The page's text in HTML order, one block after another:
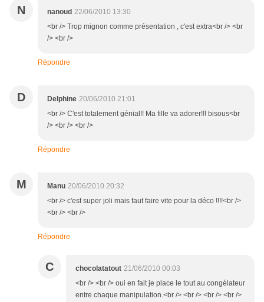
N nanoud 22/06/2010 13:30
<br /> Trop mignon comme présentation , c'est extra<br /> <br
/> <br />
Répondre
D Delphine 20/06/2010 21:01
<br /> C'est totalement génial!! Ma fille va adorer!!! bisous<br
/> <br /> <br />
Répondre
M Manu 20/06/2010 20:32
<br /> c'est super joli mais faut faire vite pour la déco !!!!<br />
<br /> <br />
Répondre
C chocolatatout 21/06/2010 00:03
<br /> <br /> oui en fait je place le tout au congélateur
entre chaque manipulation.<br /> <br /> <br /> <br />